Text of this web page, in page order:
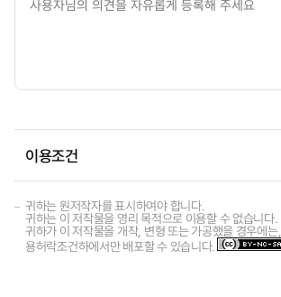
이용조건
귀하는 원저작자를 표시하여야 합니다.
귀하는 이 저작물을 영리 목적으로 이용할 수 없습니다.
귀하가 이 저작물을 개작, 변형 또는 가공했을 경우에
용허락조건하에서만 배포할 수 있습니다.